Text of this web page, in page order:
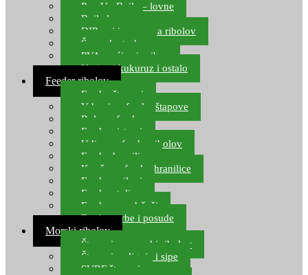
Pop Up Boile – lovne
Boile lovne
DIP-ovi i arome za ribolov
Šaranske torbe
PVA vrećice i pribor
Umjetni kukuruz i ostalo
Feeder ribolov
Feeder štapovi
Vrhovi za feeder štapove
Role za feeder
Feeder sistemi
Udice za feeder ribolov
Feeder hranilice
Kopče za feeder hranilice
Feeder najloni
Feeder stolice
Feeder arm držači
Feeder torbe i posude
Morski ribolov
Štapovi za morski ribolov
Štapovi za lignje i sipe
SURF štapovi